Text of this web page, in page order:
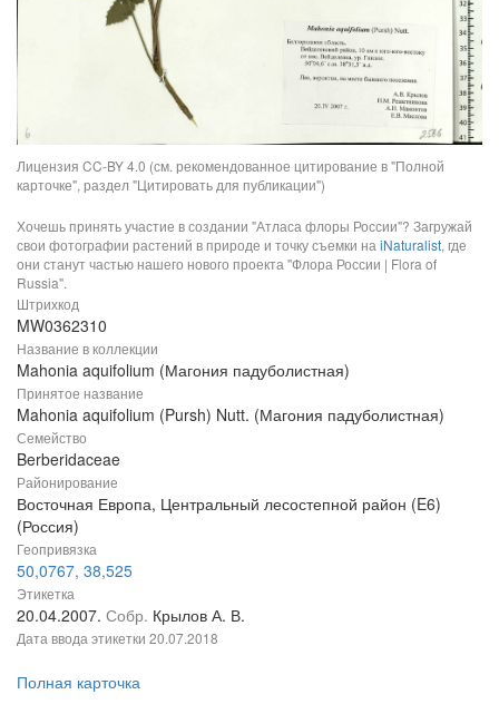
Лицензия CC-BY 4.0 (см. рекомендованное цитирование в "Полной
карточке", раздел "Цитировать для публикации")
Хочешь принять участие в создании "Атласа флоры России"? Загружай
свои фотографии растений в природе и точку съемки на iNaturalist, где
они станут частью нашего нового проекта "Флора России | Flora of
Russia".
Штрихкод
MW0362310
Название в коллекции
Mahonia aquifolium (Магония падуболистная)
Принятое название
Mahonia aquifolium (Pursh) Nutt. (Магония падуболистная)
Семейство
Berberidaceae
Районирование
Восточная Европа, Центральный лесостепной район (E6)
(Россия)
Геопривязка
50,0767, 38,525
Этикетка
20.04.2007. Собр. Крылов А. В.
Дата ввода этикетки 20.07.2018
Полная карточка